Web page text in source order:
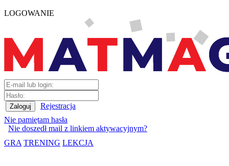
LOGOWANIE
Rejestracja
Nie pamiętam hasła
Nie doszedł mail z linkiem aktywacyjnym?
GRA TRENING LEKCJA